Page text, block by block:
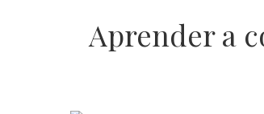
Aprender a